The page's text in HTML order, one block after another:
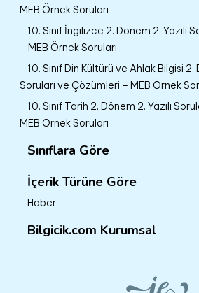
MEB Örnek Soruları
10. Sınıf İngilizce 2. Dönem 2. Yazılı
– MEB Örnek Soruları
10. Sınıf Din Kültürü ve Ahlak Bilgisi 2.
Soruları ve Çözümleri – MEB Örnek
10. Sınıf Tarih 2. Dönem 2. Yazılı
MEB Örnek Soruları
Sınıflara Göre
İçerik Türüne Göre
Haber
Bilgicik.com Kurumsal